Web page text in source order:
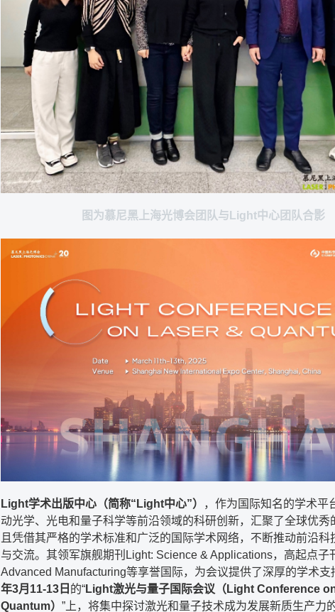
图为慕尼黑上海光博会团队与Light中心团队合影
Light学术出版中心（简称“Light中心”）
，作为国际知名的学术平
动光学、光电和量子科学等前沿领域的科研创新，汇聚了全球优秀
且凭借其严格的学术标准和广泛的国际学术网络，不断推动前沿科
与交流。其领军旗舰期刊Light: Science & Applications，高起点子
Advanced Manufacturing等享誉国际，为会议提供了深厚的学术支
年3月11-13日 的“Light激光与量子国际会议（Light Conference
Quantum） ”上，将集中探讨激光和量子技术成为发展新质生产力